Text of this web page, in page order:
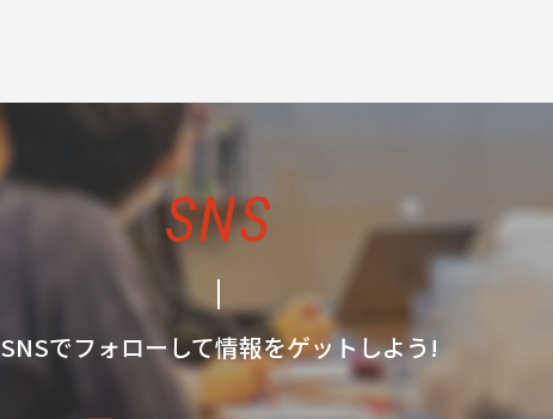
SNS
SNSでフォローして情報をゲットしよう!